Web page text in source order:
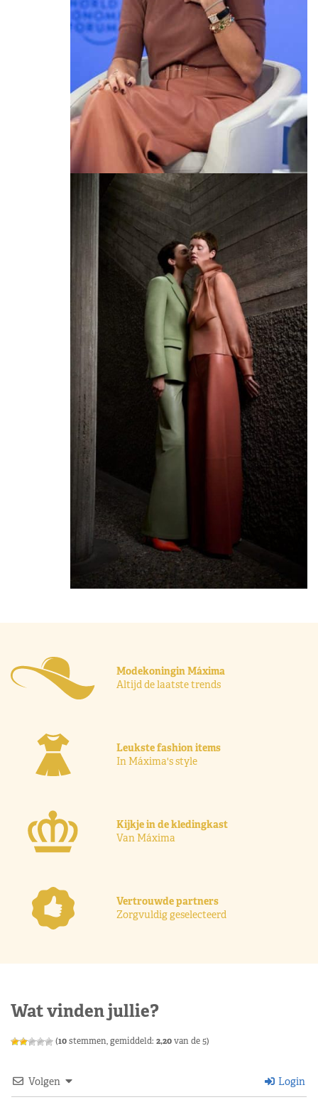
Modekoningin Máxima
Altijd de laatste trends
Leukste fashion items
In Máxima's style
Kijkje in de kledingkast
Van Máxima
Vertrouwde partners
Zorgvuldig geselecteerd
Wat vinden jullie?
(10stemmen, gemiddeld: 2,20van de 5)
Volgen Login